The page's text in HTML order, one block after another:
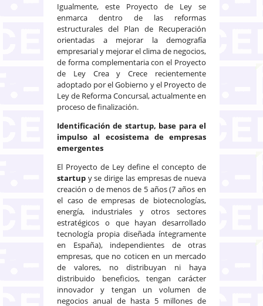
Igualmente, este Proyecto de Ley se
enmarca dentro de las reformas
estructurales del Plan de Recuperación
orientadas a mejorar la demografía
empresarial y mejorar el clima de negocios,
de forma complementaria con el Proyecto
de Ley Crea y Crece recientemente
adoptado por el Gobierno y el Proyecto de
Ley de Reforma Concursal, actualmente en
proceso de finalización.
Identificación de startup, base para el
impulso al ecosistema de empresas
emergentes
El Proyecto de Ley define el concepto de
startup y se dirige las empresas de nueva
creación o de menos de 5 años (7 años en
el caso de empresas de biotecnologías,
energía, industriales y otros sectores
estratégicos o que hayan desarrollado
tecnología propia diseñada íntegramente
en España), independientes de otras
empresas, que no coticen en un mercado
de valores, no distribuyan ni haya
distribuido beneficios, tengan carácter
innovador y tengan un volumen de
negocios anual de hasta 5 millones de